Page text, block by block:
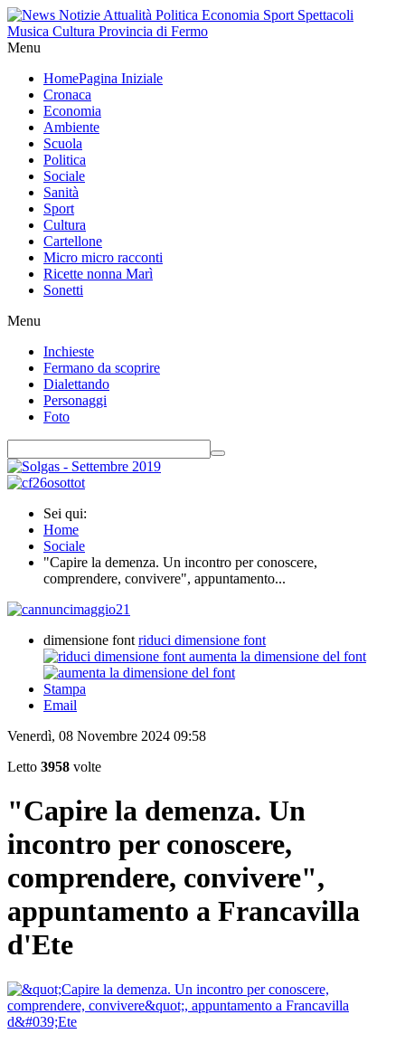
Menu
HomePagina Iniziale
Cronaca
Economia
Ambiente
Scuola
Politica
Sociale
Sanità
Sport
Cultura
Cartellone
Micro micro racconti
Ricette nonna Marì
Sonetti
Menu
Inchieste
Fermano da scoprire
Dialettando
Personaggi
Foto
Sei qui:
Home
Sociale
"Capire la demenza. Un incontro per conoscere,
comprendere, convivere", appuntamento...
dimensione font riduci dimensione font
aumenta la dimensione del font
Stampa
Email
Venerdì, 08 Novembre 2024 09:58
Letto 3958 volte
"Capire la demenza. Un
incontro per conoscere,
comprendere, convivere",
appuntamento a Francavilla
d'Ete